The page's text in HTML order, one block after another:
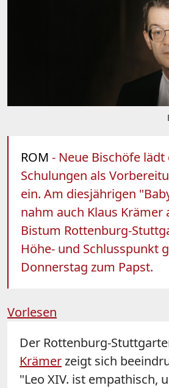
ROM - Neue Bischöfe lädt
Schulungen als
ein. Am diesjährigen
nahm auch Klaus Krämer
Bistum Rottenburg-
Höhe- und Schlusspunkt
Donnerstag zum Papst.
Vorlesen
Der Rottenburg-
Krämerzeigt sich
"Leo XIV. ist empathisch,